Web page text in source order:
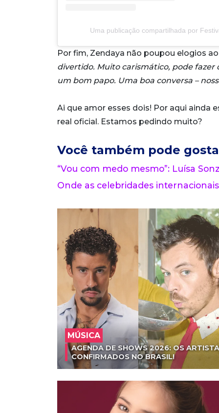
Uma publicação compartilhada por
Por fim, Zendaya não poupou elogios
divertido. Muito carismático, pode fazer
um bom papo. Uma boa conversa –
Ai que amor esses dois! Por aqui ainda
real oficial. Estamos pedindo muito?
Você também pode
“Vou com medo mesmo”: Luísa
Onde as celebridades
MÚSICA
AGENDA DE SHOWS 2026: OS
CONFIRMADOS NO BRASIL!